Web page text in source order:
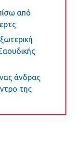
από
άνδρας
της